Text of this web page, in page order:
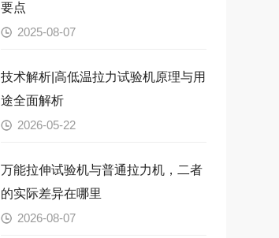
要点
2025-08-07
技术解析|高低温拉力试验机原理与用
途全面解析
2026-05-22
万能拉伸试验机与普通拉力机，二者
的实际差异在哪里
2026-08-07